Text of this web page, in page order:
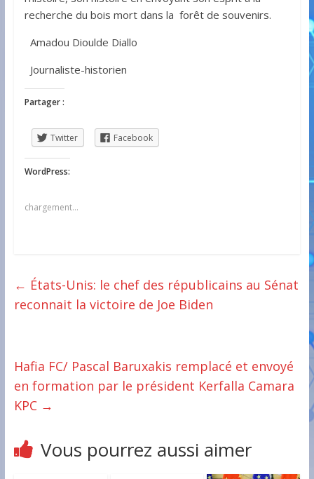
recherche du bois mort dans la forêt de souvenirs.
Amadou Dioulde Diallo
Journaliste-historien
Partager :
Twitter Facebook
WordPress:
chargement…
← États-Unis: le chef des républicains au Sénat
reconnait la victoire de Joe Biden
Hafia FC/ Pascal Baruxakis remplacé et envoyé
en formation par le président Kerfalla Camara
KPC →
Vous pourrez aussi aimer